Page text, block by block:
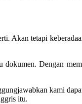
Akan tetapi
Dengan
kami
itu.